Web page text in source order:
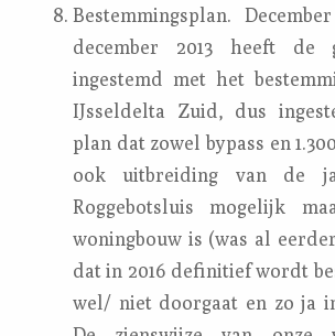
Bestemmingsplan.
december 2013 heeft de
ingestemd met het
IJsseldelta Zuid, dus
plan dat zowel bypass en
ook uitbreiding van de
Roggebotsluis mogelijk
woningbouw is (was al
dat in 2016 definitief wordt
wel/ niet doorgaat en zo ja